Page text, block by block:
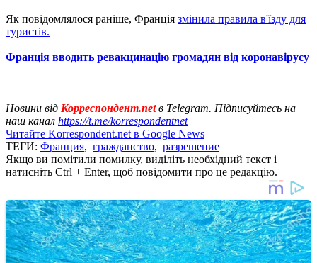
Як повідомлялося раніше, Франція змінила правила в'їзду для
туристів.
Франція вводить ревакцинацію громадян від коронавірусу
Новини від Корреспондент.netв Telegram. Підписуйтесь на
наш канал https://t.me/korrespondentnet
Читайте Korrespondent.net в Google News
ТЕГИ: Франция, гражданство, разрешение
Якщо ви помітили помилку, виділіть необхідний текст і
натисніть Ctrl + Enter, щоб повідомити про це редакцію.